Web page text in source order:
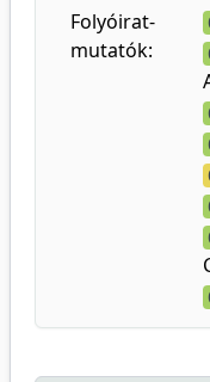
Folyóirat-
mutatók: